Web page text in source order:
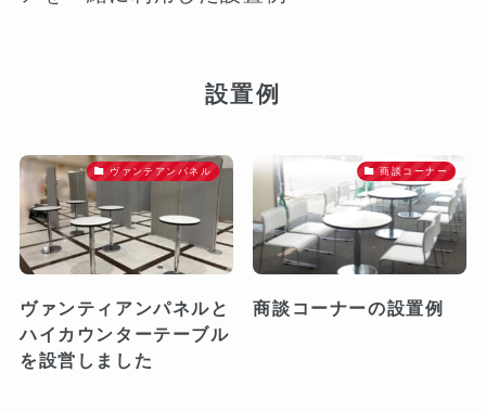
設置例
ヴァンテアンパネル
ヴァンティアンパネルと
ハイカウンターテーブル
を設営しました️
商談コーナー
商談コーナーの設置例